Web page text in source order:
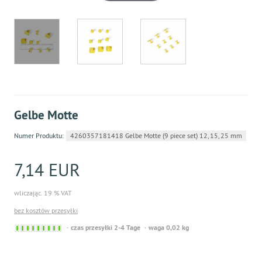
Gelbe Motte
Numer Produktu: 4260357181418 Gelbe Motte (9 piece set) 12, 15, 25 mm
7,14 EUR
wliczając. 19 % VAT
bez kosztów przesyłki
Sofort
czas przesyłki 2-4 Tage waga 0,02 kg